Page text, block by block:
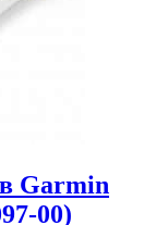
Garmin
00)